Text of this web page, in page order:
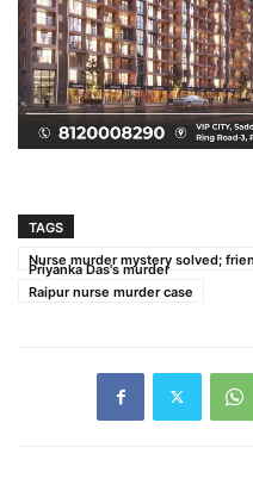
TAGS
Nurse murder mystery solved;
Priyanka Das's murder
Raipur nurse murder case